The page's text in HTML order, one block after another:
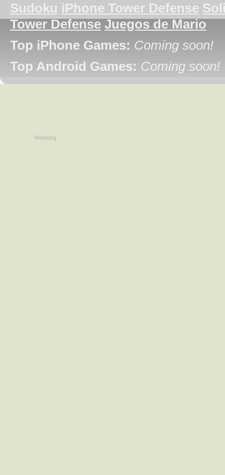
Sudoku iPhone Tower Defense
Tower Defense Juegos de Mario
Top iPhone Games: Coming soon!
Top Android Games: Coming soon!
Werbung